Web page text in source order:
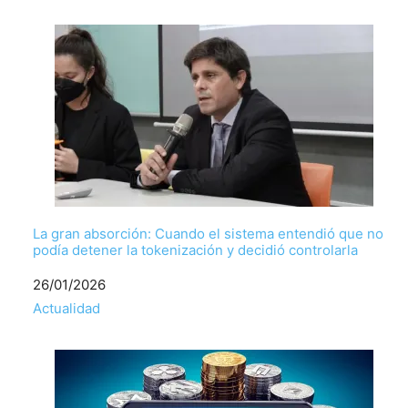
La gran absorción: Cuando el sistema entendió que no
podía detener la tokenización y decidió controlarla
Fecha
26/01/2026
Respecto a
Actualidad